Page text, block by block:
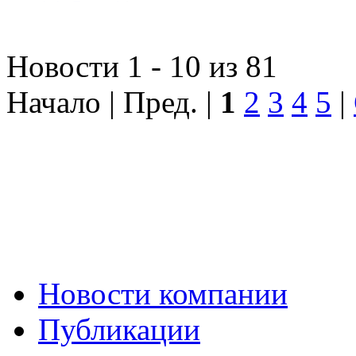
Новости 1 - 10 из 81
Начало | Пред. | 1 2 3 4 5 |
Новости компании
Публикации